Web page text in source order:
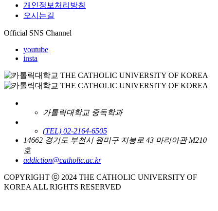
개인정보처리방침
오시는길
Official SNS Channel
youtube
insta
가톨릭대학교 중독학과
(TEL) 02-2164-6505
14662 경기도 부천시 원미구 지봉로 43 마리아관 M210
호
addiction@catholic.ac.kr
COPYRIGHT ⓒ 2024 THE CATHOLIC UNIVERSITY OF
KOREA ALL RIGHTS RESERVED